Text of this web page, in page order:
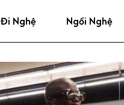
Đi Nghệ Ngồi Nghệ